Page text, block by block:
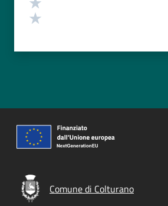
Comune di Colturano